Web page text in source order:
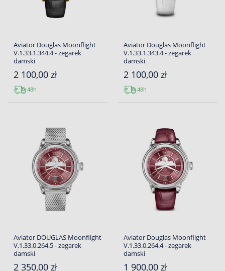
Aviator Douglas Moonflight
V.1.33.1.344.4 - zegarek
damski
2 100,00 zł
48h
Aviator Douglas Moonflight
V.1.33.1.343.4 - zegarek
damski
2 100,00 zł
48h
Aviator DOUGLAS Moonflight
V.1.33.0.264.5 - zegarek
damski
2 350,00 zł
Aviator Douglas Moonflight
V.1.33.0.264.4 - zegarek
damski
1 900,00 zł